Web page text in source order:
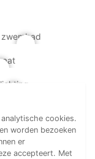
cookies.
worden bezoeken
er
accepteert. Met